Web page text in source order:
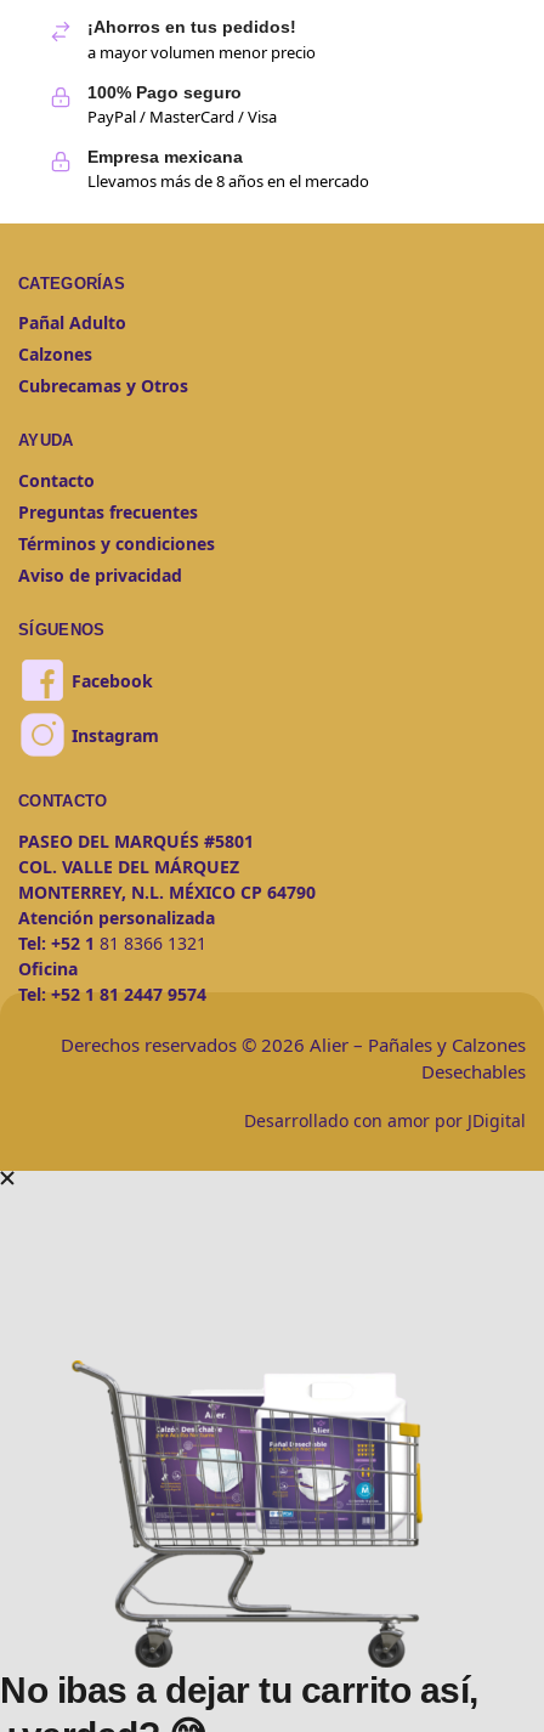
¡Ahorros en tus pedidos!
a mayor volumen menor precio
100% Pago seguro
PayPal / MasterCard / Visa
Empresa mexicana
Llevamos más de 8 años en el mercado
CATEGORÍAS
Pañal Adulto
Calzones
Cubrecamas y Otros
AYUDA
Contacto
Preguntas frecuentes
Términos y condiciones
Aviso de privacidad
SÍGUENOS
Facebook
Instagram
CONTACTO
PASEO DEL MARQUÉS #5801
COL. VALLE DEL MÁRQUEZ
MONTERREY, N.L. MÉXICO CP 64790
Atención personalizada
Tel: +52 1 81 8366 1321
Oficina
Tel: +52 1 81 2447 9574
Derechos reservados © 2026 Alier – Pañales y Calzones
Desechables
Desarrollado con amor por JDigital
No ibas a dejar tu carrito así,